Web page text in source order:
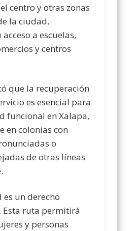
centro y otras zonas
la ciudad,
a escuelas,
y centros
que la recuperación
es esencial para
funcional en Xalapa,
en colonias con
o
de otras líneas
es un derecho
ruta permitirá
y personas